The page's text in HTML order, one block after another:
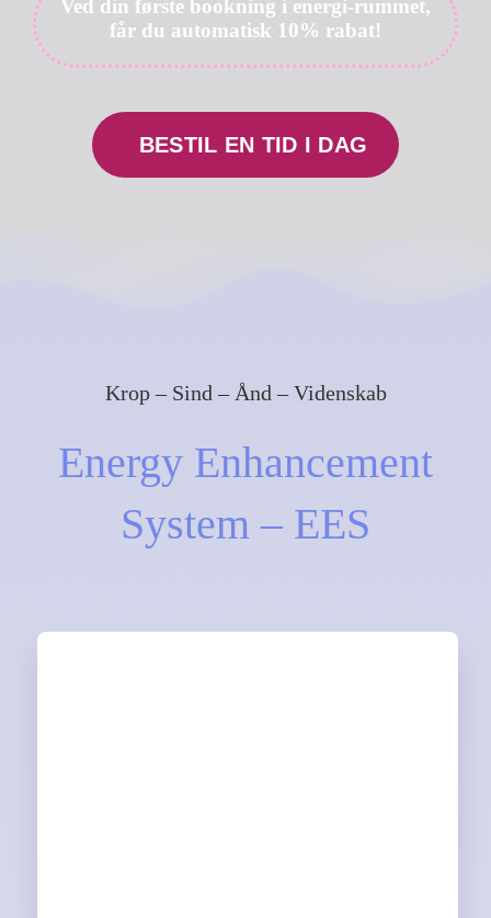
Ved din første bookning i energi-rummet,
får du automatisk 10% rabat!
BESTIL EN TID I DAG
Krop – Sind – Ånd – Videnskab
Energy Enhancement
System – EES